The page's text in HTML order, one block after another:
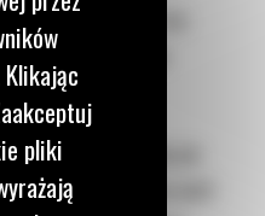
, aby byli czujni na
podczas
porusza się po
wykonywana jest
pliki